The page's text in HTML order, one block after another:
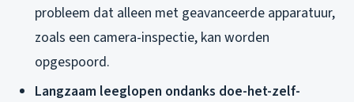
probleem dat alleen met geavanceerde apparatuur,
zoals een camera-inspectie, kan worden
opgespoord.
Langzaam leeglopen ondanks doe-het-zelf-